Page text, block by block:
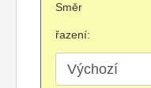
Směr
řazení: